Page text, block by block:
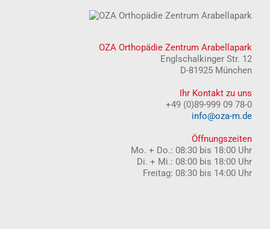
OZA Orthopädie Zentrum Arabellapark
Englschalkinger Str. 12
D-81925 München
Ihr Kontakt zu uns
+49 (0)89-999 09 78-0
info@oza-m.de
Öffnungszeiten
Mo. + Do.: 08:30 bis 18:00 Uhr
Di. + Mi.: 08:00 bis 18:00 Uhr
Freitag: 08:30 bis 14:00 Uhr